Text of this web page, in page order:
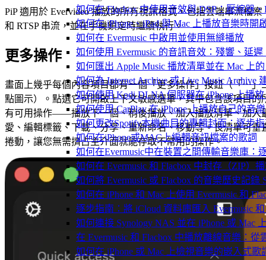
如何在 Flacbox 中使用音效與 DSP：壓縮器
如何在 iPhone、iPad 與 Mac 上播放音樂時開
如何在 Evermusic 中啟用並使用無縫播放
如何使用 Evermusic 的音訊音效：殘響、延
如何匯出 Apple Music 播放清單並在 Mac 上
如何為 Internet Archive 或 Live Music Archive
如何使用 Kodi DLNA 伺服器在 iPhone 上播
如何使用 CarPlay 在 iPhone 上播放自己的音樂
如何更改Spotify本機曲目的專輯封面：逐步
如何在iPhone或MAC上編輯音訊檔案的歌詞
如何在Evermusic中在裝置之間傳輸音樂庫：
如何在 Evermusic 和 Flacbox 中封存（ZIP
如何將 Evermusic 或 Flacbox 的音樂歷史記錄
如何在 iPhone 和 Mac 上使用 Evermusic 和
逐步指南：將 iCloud 資料庫匯入 Evermusic 和
如何連接 Synology NAS 並在 iPhone 或 Mac
在 Evermusic 和 Flacbox 中播放離線音樂：
如何在 iPhone 或 Mac 上檢視音樂的嵌入式
PiP 適用於 Evervideo 播放的所有視訊格式，包括雲端串流檔案
和 RTSP 串流，並在手機鎖定時繼續執行。
更多操作
畫面上幾乎每個內容項目都有一個「更多操作」按鈕（「⋯」
點圖示）。點選它可開啟上下文敏感選單，其中包含該項目的
有可用操作——播放下一個、稍後播放、加入播放清單、加入
愛、編輯標籤、下載、分享、重新命名、移動等。長清單可垂
捲動，讓您無需擠占主介面就能存取不常用的操作。